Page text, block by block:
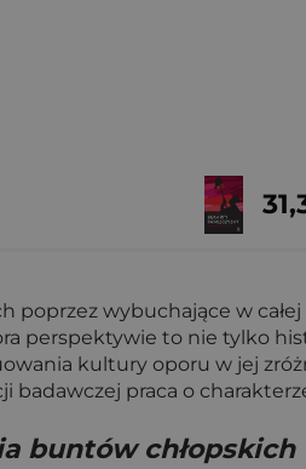
wybuchające w
perspektywie to nie tylko
kultury oporu w jej
praca o
buntów chłopskich